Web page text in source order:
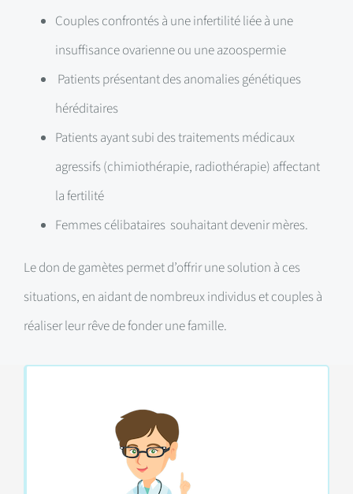
Couples confrontés à une infertilité liée à une
insuffisance ovarienne ou une azoospermie
Patients présentant des anomalies génétiques
héréditaires
Patients ayant subi des traitements médicaux
agressifs (chimiothérapie, radiothérapie) affectant
la fertilité
Femmes célibataires souhaitant devenir mères.
Le don de gamètes permet d’offrir une solution à ces
situations, en aidant de nombreux individus et couples à
réaliser leur rêve de fonder une famille.